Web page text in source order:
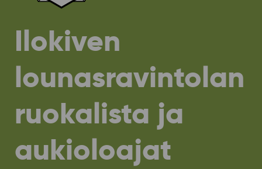
Ilokiven
lounasravintolan
ruokalista ja
aukioloajat